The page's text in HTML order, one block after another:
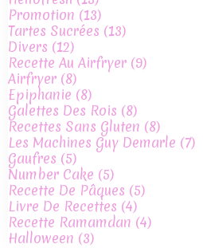
Promotion (13)
Tartes Sucrées (13)
Divers (12)
Recette Au Airfryer (9)
Airfryer (8)
Epiphanie (8)
Galettes Des Rois (8)
Recettes Sans Gluten (8)
Les Machines Guy Demarle (7)
Gaufres (5)
Number Cake (5)
Recette De Pâques (5)
Livre De Recettes (4)
Recette Ramamdan (4)
Halloween (3)